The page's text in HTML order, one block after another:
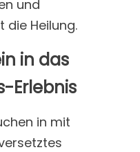
und
die Heilung.
in das
Erlebnis
in mit